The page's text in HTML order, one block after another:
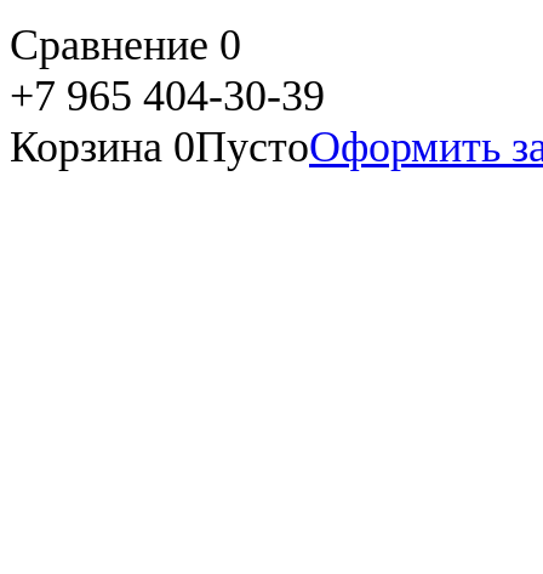
Сравнение 0
+7 965 404-30-39
Корзина 0ПустоОформить